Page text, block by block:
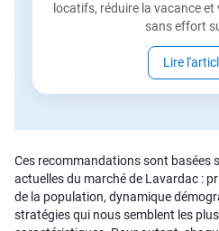
locatifs, réduire la vacance
sans effort
Lire
Ces recommandations sont basées
actuelles du marché de Lavardac :
de la population, dynamique
stratégies qui nous semblent les